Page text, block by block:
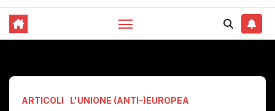
ARTICOLI L'UNIONE (ANTI-)EUROPEA